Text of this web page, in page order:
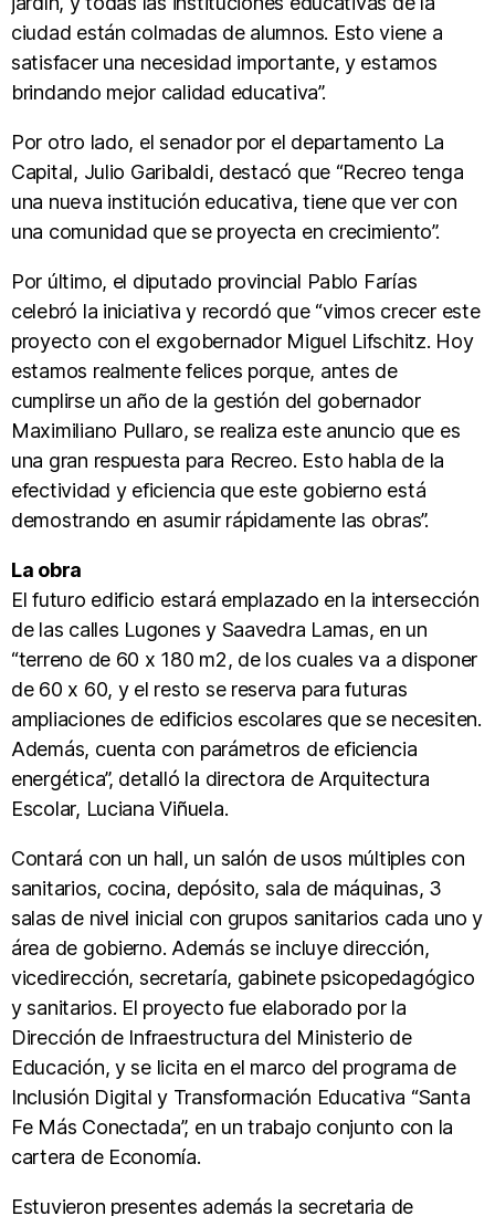
ciudad están colmadas de alumnos. Esto viene a
satisfacer una necesidad importante, y estamos
brindando mejor calidad educativa”.
Por otro lado, el senador por el departamento La
Capital, Julio Garibaldi, destacó que “Recreo tenga
una nueva institución educativa, tiene que ver con
una comunidad que se proyecta en crecimiento”.
Por último, el diputado provincial Pablo Farías
celebró la iniciativa y recordó que “vimos crecer este
proyecto con el exgobernador Miguel Lifschitz. Hoy
estamos realmente felices porque, antes de
cumplirse un año de la gestión del gobernador
Maximiliano Pullaro, se realiza este anuncio que es
una gran respuesta para Recreo. Esto habla de la
efectividad y eficiencia que este gobierno está
demostrando en asumir rápidamente las obras”.
La obra
El futuro edificio estará emplazado en la intersección
de las calles Lugones y Saavedra Lamas, en un
“terreno de 60 x 180 m2, de los cuales va a disponer
de 60 x 60, y el resto se reserva para futuras
ampliaciones de edificios escolares que se necesiten.
Además, cuenta con parámetros de eficiencia
energética”, detalló la directora de Arquitectura
Escolar, Luciana Viñuela.
Contará con un hall, un salón de usos múltiples con
sanitarios, cocina, depósito, sala de máquinas, 3
salas de nivel inicial con grupos sanitarios cada uno y
área de gobierno. Además se incluye dirección,
vicedirección, secretaría, gabinete psicopedagógico
y sanitarios. El proyecto fue elaborado por la
Dirección de Infraestructura del Ministerio de
Educación, y se licita en el marco del programa de
Inclusión Digital y Transformación Educativa “Santa
Fe Más Conectada”, en un trabajo conjunto con la
cartera de Economía.
Estuvieron presentes además la secretaria de